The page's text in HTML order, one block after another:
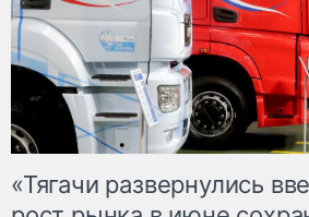
«Тягачи развернулись